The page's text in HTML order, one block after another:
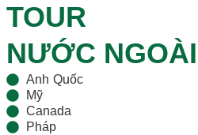
TOUR
NƯỚC NGOÀI
Anh Quốc
Mỹ
Canada
Pháp